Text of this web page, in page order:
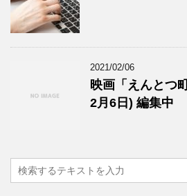
2021/02/06
映画「えんとつ
2月6日) 編集中